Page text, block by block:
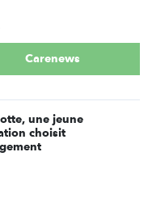
Carenews
une jeune
choisit